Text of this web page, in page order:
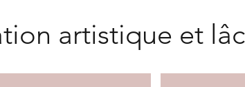
artistique et